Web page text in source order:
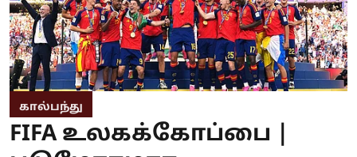
கால்பந்து
FIFA உலகக்கோப்பை |